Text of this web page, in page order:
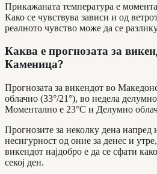
Прикажаната температура е
Како се чувствува зависи и од
реалното чувство може да се
Каква е прогнозата за
Каменица?
Прогнозата за викендот во
облачно (33°/21°), во недела
Моментално е 23°C и Делумно
Прогнозите за неколку дена напред
несигурност од оние за денес и
викендот најдобро е да се сфати
секој ден.